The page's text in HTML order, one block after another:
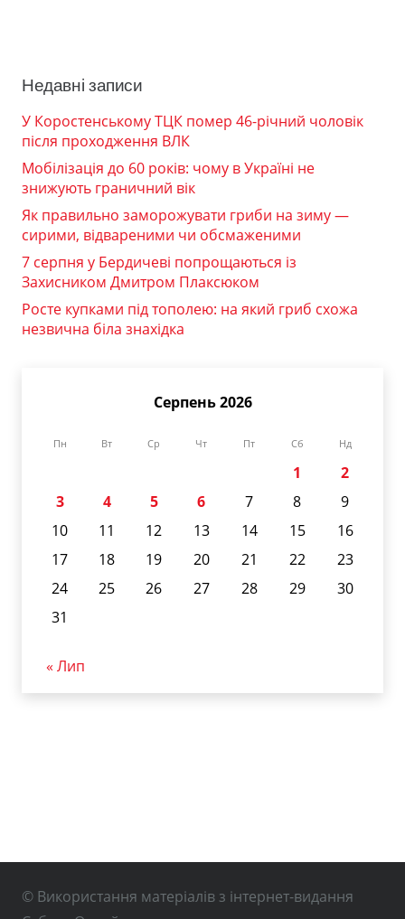
Недавні записи
У Коростенському ТЦК помер 46-річний чоловік
після проходження ВЛК
Мобілізація до 60 років: чому в Україні не
знижують граничний вік
Як правильно заморожувати гриби на зиму —
сирими, відвареними чи обсмаженими
7 серпня у Бердичеві попрощаються із
Захисником Дмитром Плаксюком
Росте купками під тополею: на який гриб схожа
незвична біла знахідка
Серпень 2026
Пн Вт Ср Чт Пт Сб Нд
1
2
3
4 5 6 7 8
9
10
11 12 13 14 15
16
17
18 19 20 21 22
23
24
25 26 27 28 29
30
31
« Лип
© Використання матеріалів з інтернет-видання